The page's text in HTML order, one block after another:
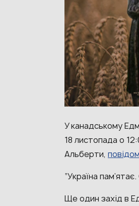
У канадському
18 листопада о
Альберти,
“Україна
Ще один захід в